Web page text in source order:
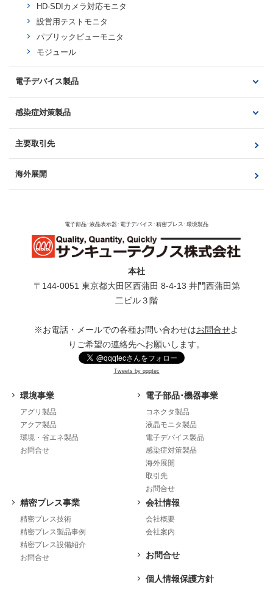
防水コネクタ
Dサブコネクタ
ソケット・プラグ
ピンコネクタ
その他（HDMI、DVI等）
生産中止製品
HD-SDIカメラ対応モニタ
設営用テストモニタ
パブリックビューモニタ
モジュール
電子デバイス製品
光製品・電子回路製品
製品一覧
液晶モジュール・タッチパネル
光製品・電子回路製品
感染症対策製品
製品一覧
非接触顔認証式サーマル測定器（AIFace）
主要取引先
海外展開
電子部品･液晶表示器･電子デバイス･精密プレス･環境製品
本社
〒144-0051 東京都⼤⽥区⻄蒲⽥ 8-4-13 井⾨⻄蒲⽥第
⼆ビル３階
※お電話・メールでの各種お問い合わせはお問合せよ
りご希望の連絡先へお願いします。
Tweets by qqqtec
環境事業
アグリ製品
アクア製品
環境・省エネ製品
お問合せ
電子部品･機器事業
コネクタ製品
液晶モニタ製品
電子デバイス製品
感染症対策製品
海外展開
取引先
お問合せ
精密プレス事業
精密プレス技術
精密プレス製品事例
精密プレス設備紹介
お問合せ
会社情報
会社概要
会社案内
お問合せ
個人情報保護方針